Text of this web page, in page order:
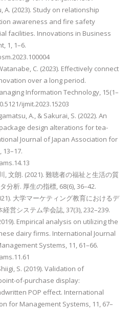
A. (2023). Study on relationship
awareness and fire safety
facilities. Innovations in Business
1, 1–6.
C. (2023). Effectively connect
over a long period.
Information Technology, 15(1–
ijmit.2023.15203
A., & Sakurai, S. (2022). An
design alterations for tea-
Journal of Japan Association for
, 文朗. (2021). 難聴者の福祉と生活の質
分析. 厚生の指標, 68(6), 36–42.
大学マーケティング教育におけるデ
営システム学会誌, 37(3), 232–239.
Empirical analysis on utilizing the
dairy firms. International Journal
Systems, 11, 61–66.
S. (2019). Validation of
of-purchase display:
POP effect. International
for Management Systems, 11, 67–